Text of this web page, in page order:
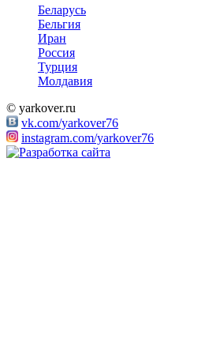
Беларусь
Бельгия
Иран
Россия
Турция
Молдавия
© yarkover.ru
vk.com/yarkover76
instagram.com/yarkover76